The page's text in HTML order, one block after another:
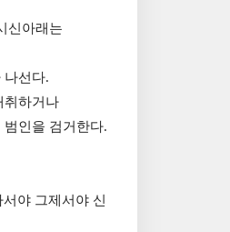
신아래는
나선다.
취하거나
인을 검거한다.
야 그제서야 신